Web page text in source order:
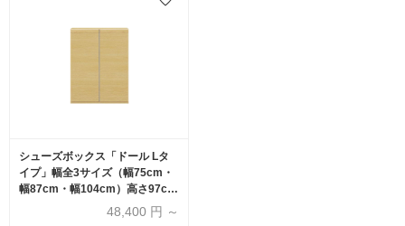
シューズボックス「ドール Lタ
イプ」幅全3サイズ（幅75cm・
幅87cm・幅104cm）高さ97cm
48,400 円 ～